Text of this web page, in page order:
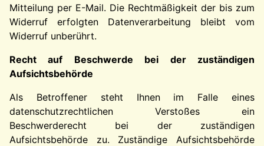
Mitteilung per E-Mail. Die Rechtmäßigkeit der bis zum
Widerruf erfolgten Datenverarbeitung bleibt vom
Widerruf unberührt.
Recht auf Beschwerde bei der zuständigen
Aufsichtsbehörde
Als Betroffener steht Ihnen im Falle eines
datenschutzrechtlichen Verstoßes ein
Beschwerderecht bei der zuständigen
Aufsichtsbehörde zu. Zuständige Aufsichtsbehörde